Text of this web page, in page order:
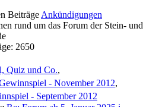
Ankündigungen
rund um das Forum der Stein- und
: 2650
Quiz und Co.,
- November 2012,
- September 2012